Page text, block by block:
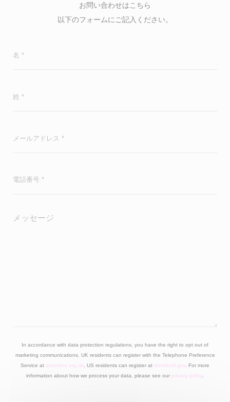
お問い合わせはこちら
以下のフォームにご記入ください。
In accordance with data protection regulations, you have the right to opt out of
marketing communications. UK residents can register with the Telephone Preference
Service at tpsonline.org.uk . US residents can register at donotcall.gov. For more
information about how we process your data, please see our privacy policy.